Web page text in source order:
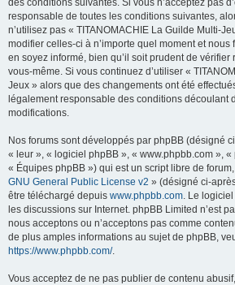
des conditions suivantes. Si vous n’acceptez pas
responsable de toutes les conditions suivantes,
n’utilisez pas « TITANOMACHIE La Guilde Multi-
modifier celles-ci à n’importe quel moment et nous
en soyez informé, bien qu’il soit prudent de
vous-même. Si vous continuez d’utiliser «
Jeux » alors que des changements ont été
légalement responsable des conditions découlant
modifications.
Nos forums sont développés par phpBB (désigné
« leur », « logiciel phpBB », « www.phpbb.com »,
« Équipes phpBB ») qui est un script libre de
GNU General Public License v2 » (désigné ci-
être téléchargé depuis www.phpbb.com. Le
les discussions sur Internet. phpBB Limited n’est
nous acceptons ou n’acceptons pas comme
de plus amples informations au sujet de phpBB,
https://www.phpbb.com/.
Vous acceptez de ne pas publier de contenu